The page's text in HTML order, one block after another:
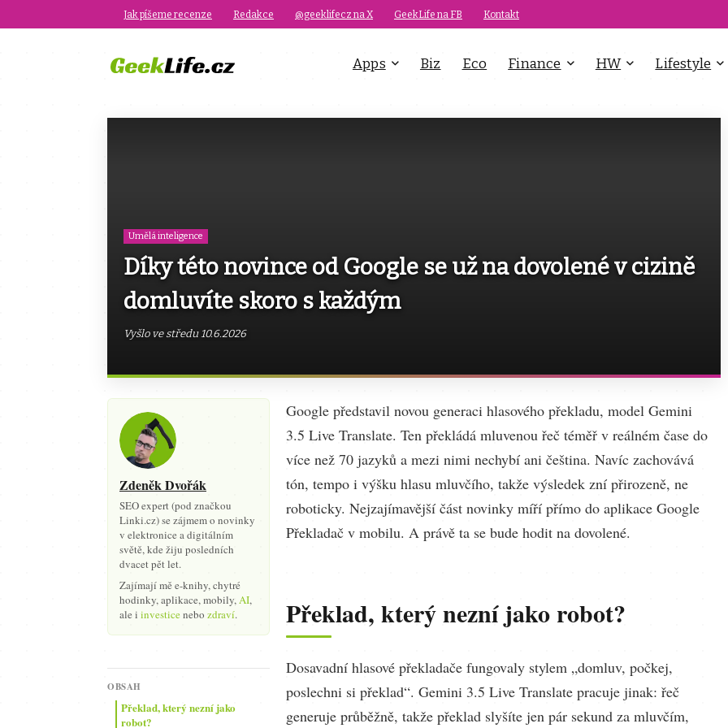
Jak píšeme recenze Redakce @geeklifecz na X GeekLife na FB Kontakt
Apps Biz Eco Finance HW Lifestyle
Umělá inteligence
Díky této novince od Google se už na dovolené v cizině
domluvíte skoro s každým
Vyšlo ve středu 10.6.2026
Zdeněk Dvořák
SEO expert (pod značkou
Linki.cz) se zájmem o novinky
v elektronice a digitálním
světě, kde žiju posledních
dvacet pět let.
Zajímají mě e-knihy, chytré
hodinky, aplikace, mobily,AI,
ale i investicenebo zdraví.
OBSAH
Překlad, který nezní jako
robot?
Google představil novou generaci hlasového překladu, model Gemini
3.5 Live Translate. Ten překládá mluvenou řeč téměř v reálném čase do
více než 70 jazyků a mezi nimi nechybí ani čeština. Navíc zachovává
tón, tempo i výšku hlasu mluvčího, takže výsledek zní přirozeně, ne
roboticky. Nejzajímavější část novinky míří přímo do aplikace Google
Překladač v mobilu. A právě ta se bude hodit na dovolené.
Překlad, který nezní jako robot?
Dosavadní hlasové překladače fungovaly stylem „domluv, počkej,
poslechni si překlad“. Gemini 3.5 Live Translate pracuje jinak: řeč
generuje průběžně, takže překlad slyšíte jen pár sekund za mluvčím,